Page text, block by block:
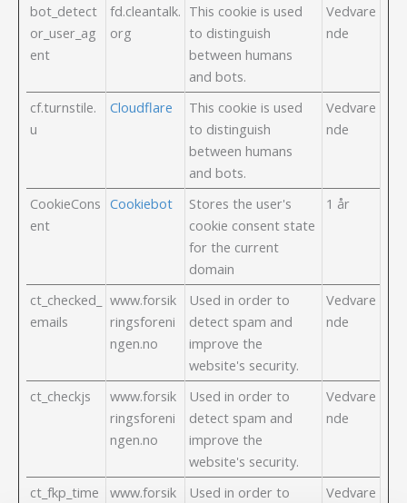
bot_detect
or_user_ag
ent
fd.cleantalk.
org
This cookie is used
to distinguish
between humans
and bots.
Vedvare
nde
cf.turnstile.
u
Cloudflare
This cookie is used
to distinguish
between humans
and bots.
Vedvare
nde
CookieCons
ent
Cookiebot
Stores the user's
cookie consent state
for the current
domain
1 år
ct_checked_
emails
www.forsik
ringsforeni
ngen.no
Used in order to
detect spam and
improve the
website's security.
Vedvare
nde
ct_checkjs
www.forsik
ringsforeni
ngen.no
Used in order to
detect spam and
improve the
website's security.
Vedvare
nde
ct_fkp_time
www.forsik
Used in order to
Vedvare